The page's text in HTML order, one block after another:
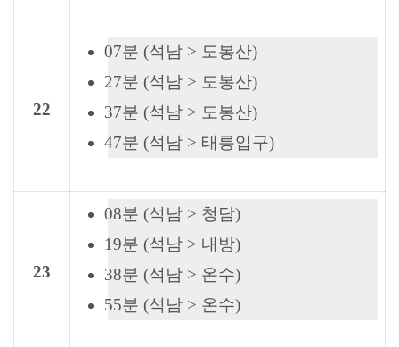
22
07분 (석남 > 도봉산)
27분 (석남 > 도봉산)
37분 (석남 > 도봉산)
47분 (석남 > 태릉입구)
23
08분 (석남 > 청담)
19분 (석남 > 내방)
38분 (석남 > 온수)
55분 (석남 > 온수)